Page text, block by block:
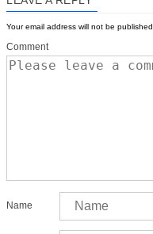
Your email address will not be published.
Comment
Name